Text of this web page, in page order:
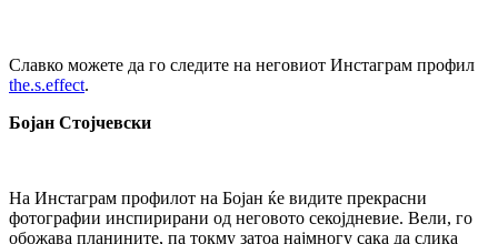
Славко можете да го следите на неговиот Инстаграм профил
the.s.effect.
Бојан Стојчевски
На Инстаграм профилот на Бојан ќе видите прекрасни
фотографии инспирирани од неговото секојдневие. Вели, го
обожава планините, па токму затоа најмногу сака да слика